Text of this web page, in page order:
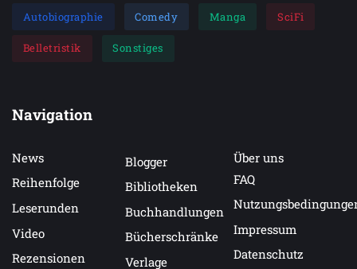
Autobiographie Comedy Manga SciFi
Belletristik Sonstiges
Navigation
News
Reihenfolge
Leserunden
Video
Rezensionen
Blogger
Bibliotheken
Buchhandlungen
Bücherschränke
Verlage
Über uns
FAQ
Impressum
Datenschutz